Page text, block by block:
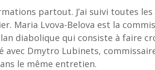
partout. J’ai suivi toutes
Maria Lvova-Belova est la
diabolique qui consiste à faire
avec Dmytro Lubinets,
le même entretien.